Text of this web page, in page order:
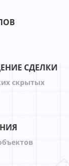
СДЕЛКИ
скрытых